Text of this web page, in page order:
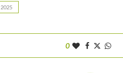
0